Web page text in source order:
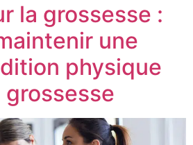
la grossesse :
une
physique